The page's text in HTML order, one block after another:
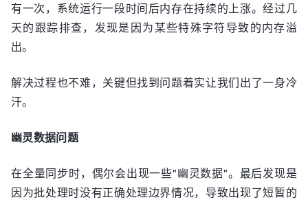
有一次，系统运行一段时间后内存在持续的上涨。经过几
天的跟踪排查，发现是因为某些特殊字符导致的内存溢
出。
解决过程也不难，关键但找到问题着实让我们出了一身冷
汗。
幽灵数据问题
在全量同步时，偶尔会出现一些"幽灵数据"。最后发现是
因为批处理时没有正确处理边界情况，导致出现了短暂的